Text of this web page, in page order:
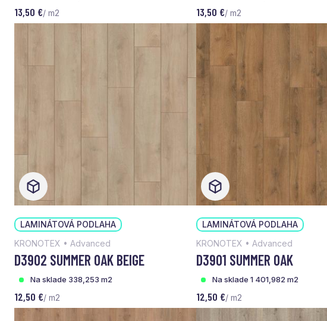
13,50 €/ m2 13,50 €/ m2
LAMINÁTOVÁ PODLAHA
KRONOTEX • Advanced
D3902 SUMMER OAK BEIGE
Na sklade 338,253 m2
12,50 €/ m2
LAMINÁTOVÁ PODLAHA
KRONOTEX • Advanced
D3901 SUMMER OAK
Na sklade 1 401,982 m2
12,50 €/ m2